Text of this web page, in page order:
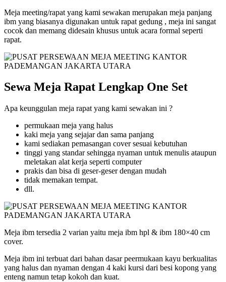
Meja meeting/rapat yang kami sewakan merupakan meja panjang
ibm yang biasanya digunakan untuk rapat gedung , meja ini sangat
cocok dan memang didesain khusus untuk acara formal seperti
rapat.
Sewa Meja Rapat Lengkap One Set
Apa keunggulan meja rapat yang kami sewakan ini ?
permukaan meja yang halus
kaki meja yang sejajar dan sama panjang
kami sediakan pemasangan cover sesuai kebutuhan
tinggi yang standar sehingga nyaman untuk menulis ataupun
meletakan alat kerja seperti computer
prakis dan bisa di geser-geser dengan mudah
tidak memakan tempat.
dll.
Meja ibm tersedia 2 varian yaitu meja ibm hpl & ibm 180×40 cm
cover.
Meja ibm ini terbuat dari bahan dasar peermukaan kayu berkualitas
yang halus dan nyaman dengan 4 kaki kursi dari besi kopong yang
enteng namun tetap kokoh dan kuat.